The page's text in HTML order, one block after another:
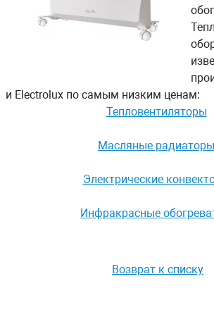
и Electrolux по самым низким ценам:
Тепловентиляторы
Масляные радиаторы
Электрические
Инфракрасные
Возврат к списку